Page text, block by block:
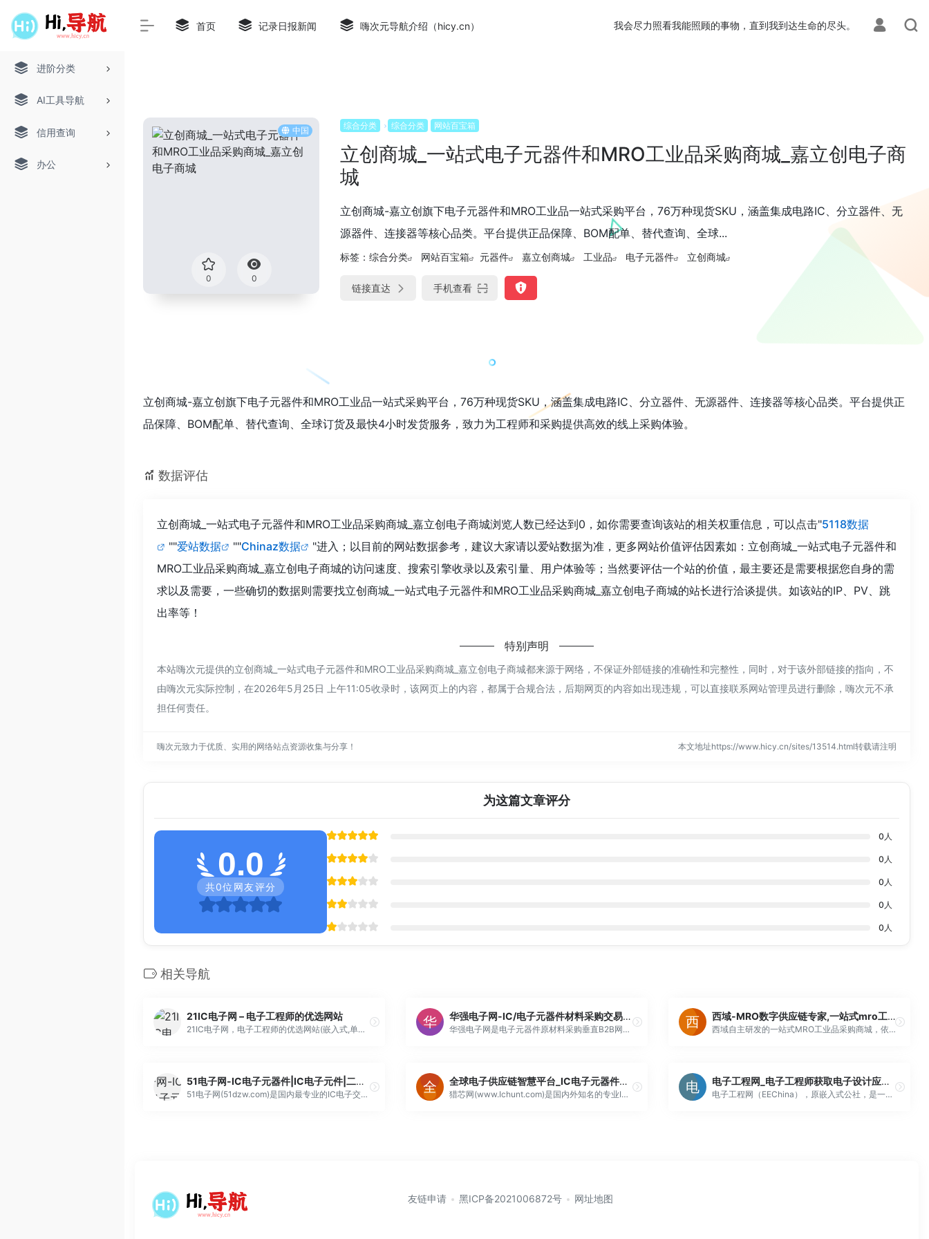
进阶分类
AI工具导航
信用查询
办公
首页 记录日报新闻 嗨次元导航介绍（hicy.cn） 我会尽力照看我能照顾的事物，直到我到达生命的尽头。
中国
0 0
综合分类 综合分类 网站百宝箱
立创商城_一站式电子元器件和MRO工业品采购商城_嘉立创电子商
城
立创商城-嘉立创旗下电子元器件和MRO工业品一站式采购平台，76万种现货SKU，涵盖集成电路IC、分立器件、无
源器件、连接器等核心品类。平台提供正品保障、BOM配单、替代查询、全球...
标签： 综合分类 网站百宝箱 元器件 嘉立创商城 工业品 电子元器件 立创商城
链接直达 手机查看
立创商城-嘉立创旗下电子元器件和MRO工业品一站式采购平台，76万种现货SKU，涵盖集成电路IC、分立器件、无源器件、连接器等核心品类。平台提供正
品保障、BOM配单、替代查询、全球订货及最快4小时发货服务，致力为工程师和采购提供高效的线上采购体验。
数据评估
立创商城_一站式电子元器件和MRO工业品采购商城_嘉立创电子商城浏览人数已经达到0，如你需要查询该站的相关权重信息，可以点击"5118数据
""爱站数据 ""Chinaz数据
"进入；以目前的网站数据参考，建议大家请以爱站数据为准，更多网站价值评估因素如：立创商城_一站式电子元器件和
MRO工业品采购商城_嘉立创电子商城的访问速度、搜索引擎收录以及索引量、用户体验等；当然要评估一个站的价值，最主要还是需要根据您自身的需
求以及需要，一些确切的数据则需要找立创商城_一站式电子元器件和MRO工业品采购商城_嘉立创电子商城的站长进行洽谈提供。如该站的IP、PV、跳
出率等！
特别声明
本站嗨次元提供的立创商城_一站式电子元器件和MRO工业品采购商城_嘉立创电子商城都来源于网络，不保证外部链接的准确性和完整性，同时，对于该外部链接的指向，不
由嗨次元实际控制，在2026年5月25日 上午11:05收录时，该网页上的内容，都属于合规合法，后期网页的内容如出现违规，可以直接联系网站管理员进行删除，嗨次元不承
担任何责任。
嗨次元致力于优质、实用的网络站点资源收集与分享！ 本文地址https://www.hicy.cn/sites/13514.html转载请注明
为这篇文章评分
0.0
共0位网友评分
0 人
0 人
0 人
0 人
0 人
相关导航
21IC电子网 – 电子工程师的优选网站
21IC电子网，电子工程师的优选网站(嵌入式,单片机,DSP,EDA,测试测量,元器件,医疗电子,智能电网)
华强电子网-IC/电子元器件材料采购交易平台 Hqew.com
华强电子网是电子元器件原材料采购垂直B2B网站，为全球ic芯片/电子元件/配件采购商、供应商、贸易商、制造商提供专业的服务；华强电子网整合线上、线下的ic芯片和电子元器件资源，利用互联网技术为产品服务，是可靠的ic芯片和电子元器件采购交易平台。
西域-MRO数字供应链专家,一站式mro工业品采购商城
西域自主研发的一站式MRO工业品采购商城，依托百万产品连接十万级客户和数千供应商，通过自主知识产权的自动分单、派单系统及上下游对接技术形成B2B在线闭环交易，对产品、报价、订单、执行跟踪、物流等信息进行集成化管理，西域作为MRO数字供应链专家，志在连接企业一切核心需要。
51电子网-IC电子元器件|IC电子元件|二三极管|电子管交易网站|IC交易网|WWW.51DZW.COM
51电子网(51dzw.com)是国内最专业的IC电子交易平台，集IC、电子元器件、二三极管、电子/容管等供求信息，拥有五千万条IC型号和四百多万的电子元器件PDF资料。51电子网立足于电子元件供应商和电子产品生产商服务，为各类电子元件供应商提供发布供应信息平台，也为电子产品生产商提供采平台和自己的...
全球电子供应链智慧平台_IC电子元器件网上交易平台-猎芯网
猎芯网(www.Ichunt.com)是国内外知名的专业IC芯片、电子元器件采购商城平台,IC交易网站.为客户提供电子元器件现货批发采购,IC采购,进口报关,电子元器件寄售,供应链金融等一站式电子元器件采购服务.
电子工程网_电子工程师获取电子设计应用技术的专业网站
电子工程网（EEChina），原嵌入式公社，是一家专为中国电子工程师提供电子设计和技术应用等资源的专业网站；内容包括：业内新闻，新品，电路图，资料下载，职业发展等。频道包括：单品机，FPGA，电源管理，PCB，模拟电路，测试测量，MEMS，消费电子，汽车电子，工业控制，通信网络，医疗电子，机器人等。
友链申请 黑ICP备2021006872号 网址地图